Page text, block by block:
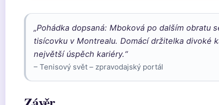
„Pohádka dopsaná: Mboková po dalším obratu
tisícovku v Montrealu. Domácí držitelka divoké
největší úspěch kariéry.“
– Tenisový svět – zpravodajský portál